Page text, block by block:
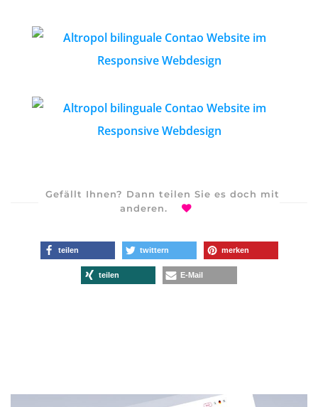
Gefällt Ihnen? Dann teilen Sie es doch mit
anderen.
teilen twittern merken
teilen E-Mail